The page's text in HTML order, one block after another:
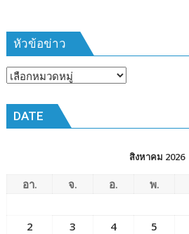
๒๕๖๙
หัวข้อข่าว
หัวข้อ
DATE
สิงหาคม 2026
อา. จ. อ. พ.
2
3 4 5